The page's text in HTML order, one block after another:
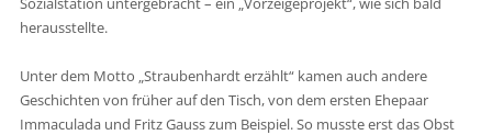
herausstellte.
Unter dem Motto „Straubenhardt erzählt“ kamen auch andere
Geschichten von früher auf den Tisch, von dem ersten Ehepaar
Immaculada und Fritz Gauss zum Beispiel. So musste erst das Obst